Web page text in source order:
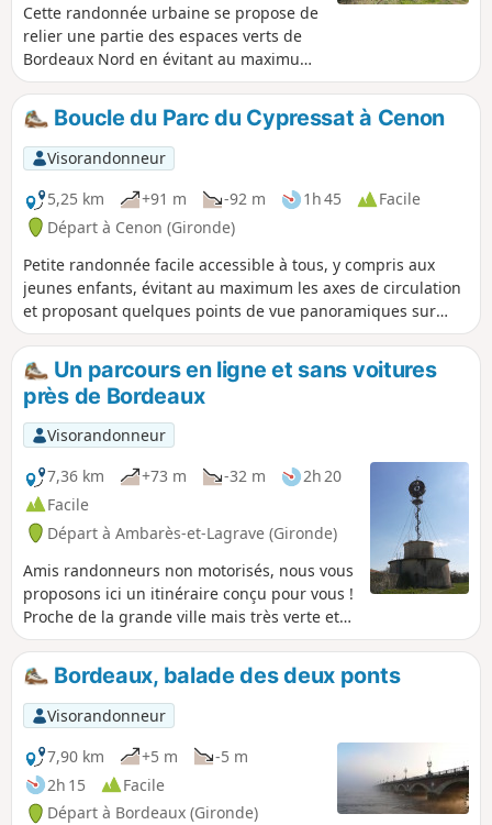
Cette randonnée urbaine se propose de
relier une partie des espaces verts de
Bordeaux Nord en évitant au maximum
la circulation automobile et en moins de
2 heures. Bordeaux étant très étendue
vers le Nord, il est impossible de visiter
tous les espaces verts. La balade
urbaine présente une vision assez
complète de Bordeaux, des quartiers
bourgeois, des quartiers populaires,
des quartiers anciens, des quartiers
rénovés, des beaux jardins privés, des
jardins publics plus ou moins
accessibles et bien entretenus. Il est
possible de faire la balade à vélo en
faisant attention.
Boucle du Parc du Cypressat à Cenon
Visorandonneur
5,25 km
+91 m -92 m 1h 45
Facile
Départ à Cenon (Gironde)
Petite randonnée facile accessible à tous, y compris aux
jeunes enfants, évitant au maximum les axes de circulation
et proposant quelques points de vue panoramiques sur
l'agglomération bordelaise. Idéal pour un dimanche après-
midi en famille.
Un parcours en ligne et sans voitures
près de Bordeaux
Visorandonneur
7,36 km
+73 m -32 m
2h 20
Facile
Départ à Ambarès-et-Lagrave (Gironde)
Amis randonneurs non motorisés, nous vous
proposons ici un itinéraire conçu pour vous !
Proche de la grande ville mais très verte et
calme, cette balade facile vous délassera,
grâce au TER Bordeaux-Libourne vous
déposant à la gare de la Gorp. Vous pourrez
par exemple prendre ce TER à la gare de
Bordeaux Saint-Jean ou à celle de Cenon
(vérifier les horaires). Au retour, le tram
(lignes A et C) vous ramènera aisément à
votre point de départ.
Bordeaux, balade des deux ponts
Visorandonneur
7,90 km
+5 m
-5 m
2h 15
Facile
Départ à Bordeaux (Gironde)